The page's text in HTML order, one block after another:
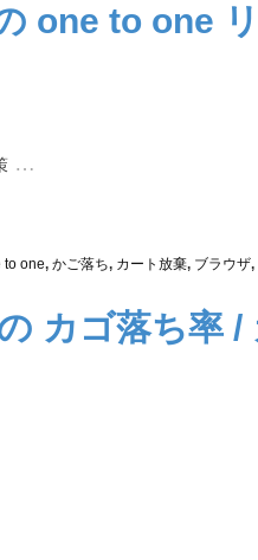
one to one
…
to one, かご落ち, カート放棄, ブラウザ,
カゴ落ち率